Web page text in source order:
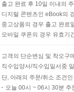
름 아니다. 주류 언
선 ‘불쌍한 장애인’
렸다.”(강혜민, 〈기
활센터를 설립해
출고 완료 후 10일 이내의
디지털 콘텐츠인 eBook의
중고상품의 경우 출고 완료
모바일 쿠폰의 경우 유효기
고객의 단순변심 및 착오구
직수입양서/직수입일서중
단, 아래의 주문/취소 조건
오늘 00시 ~ 06시 30분